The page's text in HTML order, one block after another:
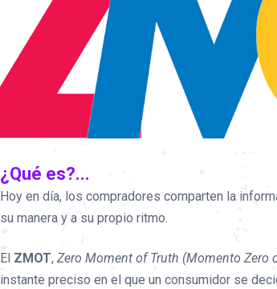
¿Qué es?...
Hoy en día, los compradores comparten la
su manera y a su propio ritmo.
El ZMOT, Zero Moment of Truth (Momento Zero
instante preciso en el que un consumidor se